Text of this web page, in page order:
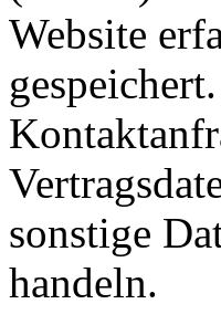
Website
sonstige
handeln.